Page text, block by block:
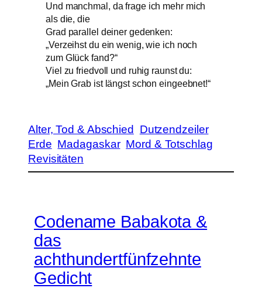
Und manchmal, da frage ich mehr mich
als die, die
Grad parallel deiner gedenken:
„Verzeihst du ein wenig, wie ich noch
zum Glück fand?“
Viel zu friedvoll und ruhig raunst du:
„Mein Grab ist längst schon eingeebnet!“
Alter, Tod & Abschied Dutzendzeiler
Erde Madagaskar Mord & Totschlag
Revisitäten
Codename Babakota &
das
achthundertfünfzehnte
Gedicht